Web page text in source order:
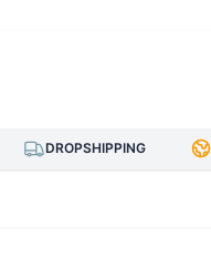
DROPSHIPPING